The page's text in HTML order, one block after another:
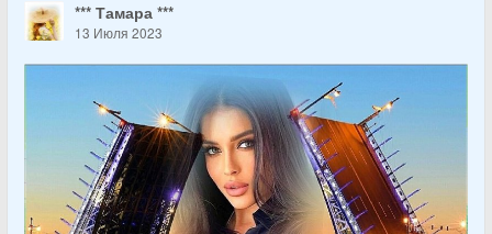
*** Тамара ***
13 Июля 2023